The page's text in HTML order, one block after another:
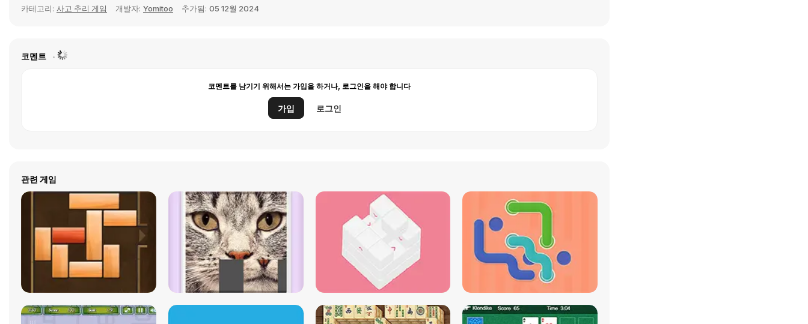
카테고리: 사고 추리 게임 개발자: Yomitoo 추가됨: 05 12월 2024
코멘트
코멘트를 남기기 위해서는 가입을 하거나, 로그인을 해야 합니다
가입 로그인
관련 게임